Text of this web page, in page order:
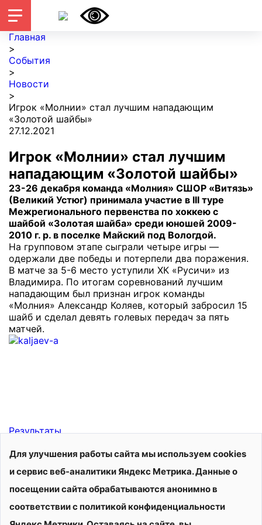
Главная
>
События
>
Новости
>
Игрок «Молнии» стал лучшим нападающим
«Золотой шайбы»
27.12.2021
Игрок «Молнии» стал лучшим
нападающим «Золотой шайбы»
23-26 декабря команда «Молния» СШОР «Витязь»
(Великий Устюг) принимала участие в III туре
Межрегионального первенства по хоккею с
шайбой «Золотая шайба» среди юношей 2009-
2010 г. р. в поселке Майский под Вологдой.
На групповом этапе сыграли четыре игры —
одержали две победы и потерпели два поражения.
В матче за 5-6 место уступили ХК «Русичи» из
Владимира. По итогам соревнований лучшим
нападающим был признан игрок команды
«Молния» Александр Коляев, который забросил 15
шайб и сделал девять голевых передач за пять
матчей.
Результаты.
Для улучшения работы сайта мы используем cookies
и сервис веб-аналитики Яндекс Метрика. Данные о
посещении сайта обрабатываются анонимно в
соответствии с политикой конфиденциальности